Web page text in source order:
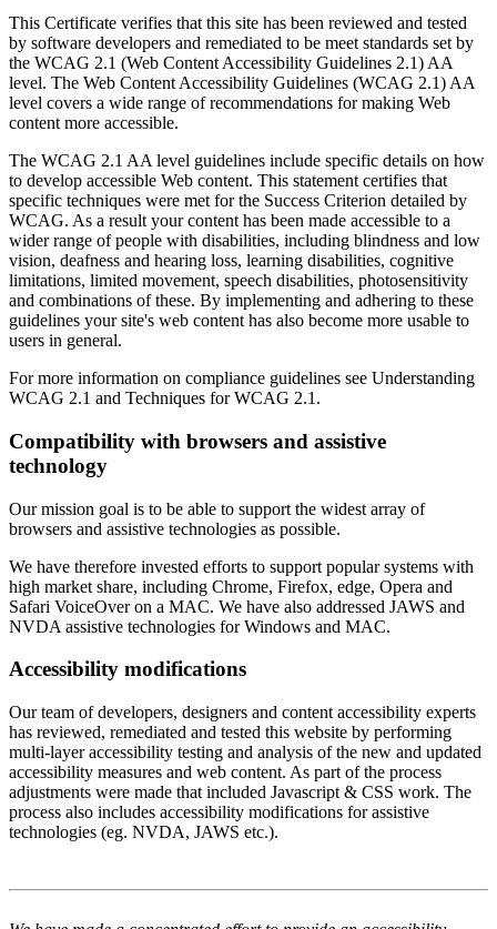
This Certificate verifies that this site has been reviewed and tested
by software developers and remediated to be meet standards set by
the WCAG 2.1 (Web Content Accessibility Guidelines 2.1) AA
level. The Web Content Accessibility Guidelines (WCAG 2.1) AA
level covers a wide range of recommendations for making Web
content more accessible.
The WCAG 2.1 AA level guidelines include specific details on how
to develop accessible Web content. This statement certifies that
specific techniques were met for the Success Criterion detailed by
WCAG. As a result your content has been made accessible to a
wider range of people with disabilities, including blindness and low
vision, deafness and hearing loss, learning disabilities, cognitive
limitations, limited movement, speech disabilities, photosensitivity
and combinations of these. By implementing and adhering to these
guidelines your site's web content has also become more usable to
users in general.
For more information on compliance guidelines see Understanding
WCAG 2.1 and Techniques for WCAG 2.1.
Compatibility with browsers and assistive
technology
Our mission goal is to be able to support the widest array of
browsers and assistive technologies as possible.
We have therefore invested efforts to support popular systems with
high market share, including Chrome, Firefox, edge, Opera and
Safari VoiceOver on a MAC. We have also addressed JAWS and
NVDA assistive technologies for Windows and MAC.
Accessibility modifications
Our team of developers, designers and content accessibility experts
has reviewed, remediated and tested this website by performing
multi-layer accessibility testing and analysis of the new and updated
accessibility measures and web content. As part of the process
adjustments were made that included Javascript & CSS work. The
process also includes accessibility modifications for assistive
technologies (eg. NVDA, JAWS etc.).